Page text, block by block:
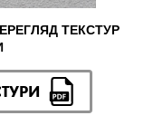
ТЕКСТУР